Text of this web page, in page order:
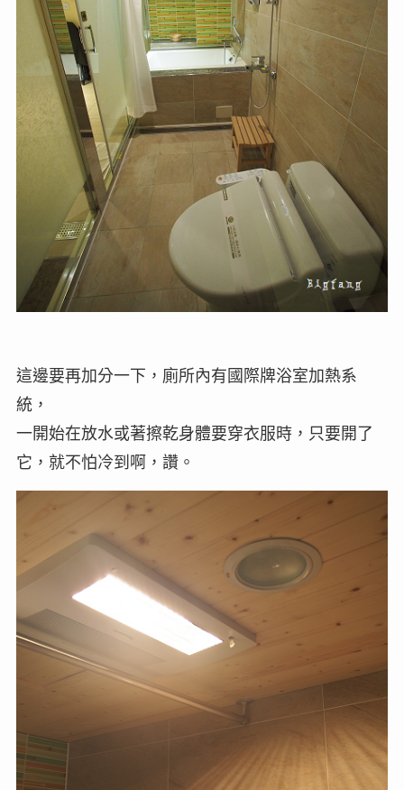
這邊要再加分一下，廁所內有國際牌浴室加熱系
統，
一開始在放水或著擦乾身體要穿衣服時，只要開了
它，就不怕冷到啊，讚。